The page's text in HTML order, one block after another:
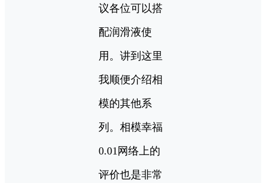
议各位可以搭
配润滑液使
用。讲到这里
我顺便介绍相
模的其他系
列。相模幸福
0.01网络上的
评价也是非常